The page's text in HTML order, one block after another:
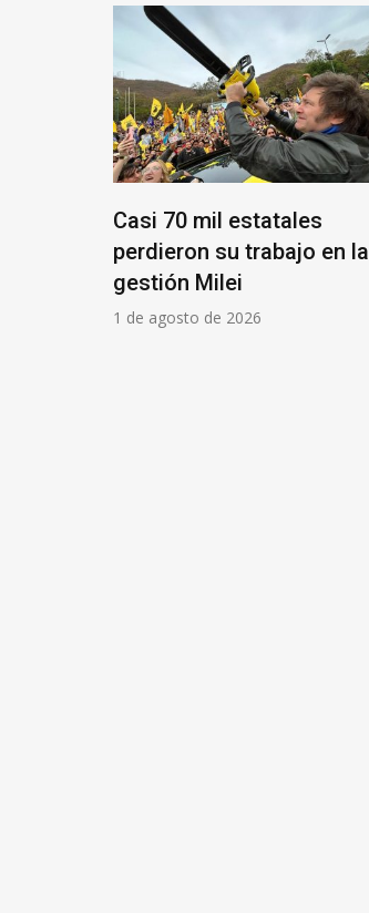
Casi 70 mil estatales
perdieron su trabajo en la
gestión Milei
1 de agosto de 2026